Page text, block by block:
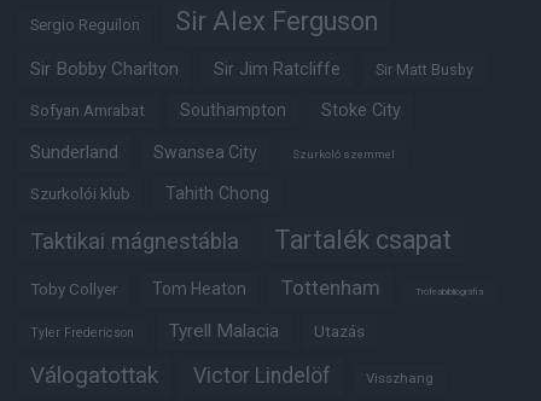
Sergio Reguilon Sir Alex Ferguson
Sir Bobby Charlton Sir Jim Ratcliffe Sir Matt Busby
Sofyan Amrabat Southampton Stoke City
Sunderland Swansea City Szurkoló szemmel
Szurkolói klub Tahith Chong
Taktikai mágnestábla Tartalék csapat
Toby Collyer Tom Heaton Tottenham Trófeabibliográfia
Tyler Fredericson Tyrell Malacia Utazás
Válogatottak Victor Lindelöf Visszhang